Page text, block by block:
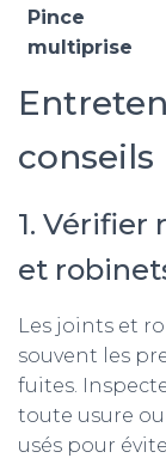
Pince
multiprise
1.
et
Les joints et
souvent les
fuites.
toute usure
usés pour